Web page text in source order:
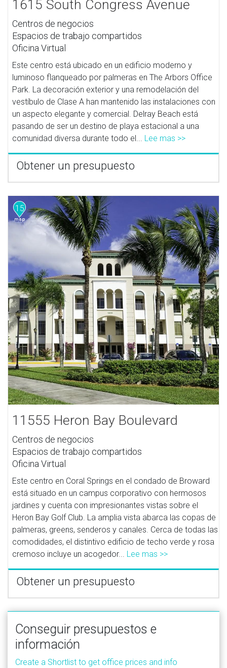
1615 South Congress Avenue
Centros de negocios
Espacios de trabajo compartidos
Oficina Virtual
Este centro está ubicado en un edificio moderno y
luminoso flanqueado por palmeras en The Arbors Office
Park. La decoración exterior y una remodelación del
vestíbulo de Clase A han mantenido las instalaciones con
un aspecto elegante y comercial. Delray Beach está
pasando de ser un destino de playa estacional a una
comunidad diversa durante todo el... Lee mas >>
Obtener un presupuesto
15
11555 Heron Bay Boulevard
Centros de negocios
Espacios de trabajo compartidos
Oficina Virtual
Este centro en Coral Springs en el condado de Broward
está situado en un campus corporativo con hermosos
jardines y cuenta con impresionantes vistas sobre el
Heron Bay Golf Club. La amplia vista abarca las copas de
palmeras, greens, senderos y canales. Cerca de todas las
comodidades, el distintivo edificio de techo verde y rosa
cremoso incluye un acogedor... Lee mas >>
Obtener un presupuesto
Conseguir presupuestos e
información
Create a Shortlist to get office prices and info